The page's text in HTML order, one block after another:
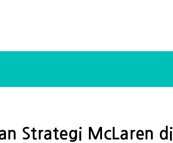
Strategi McLaren di